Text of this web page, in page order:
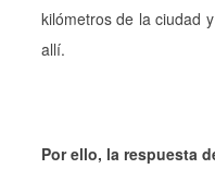
kilómetros de la ciudad
allí.
Por ello, la respuesta